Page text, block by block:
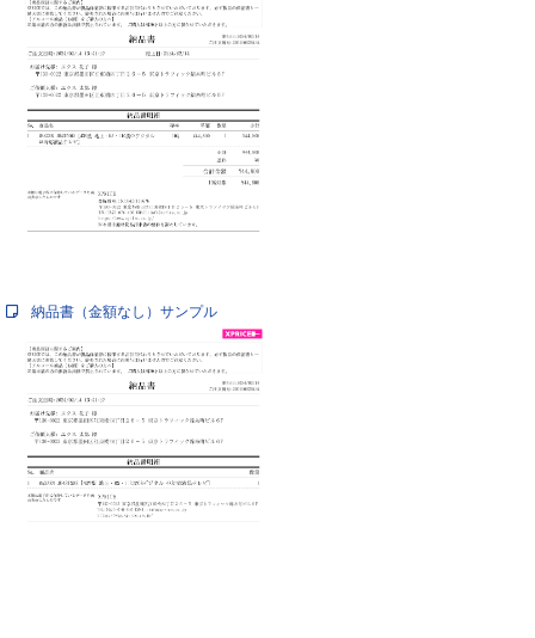
納品書（金額なし）サンプル